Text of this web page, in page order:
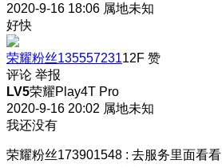
2020-9-16 18:06 属地未知
好快
荣耀粉丝13555723112F 赞
评论 举报
LV5荣耀Play4T Pro
2020-9-16 20:02 属地未知
我还没有
荣耀粉丝173901548 : 去服务里面看看